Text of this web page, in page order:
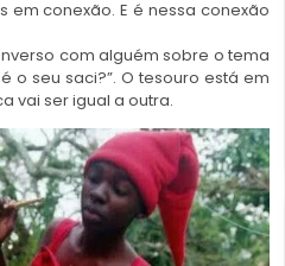
em conexão. E é nessa conexão
com alguém sobre o tema
o seu saci?”. O tesouro está em
vai ser igual a outra.